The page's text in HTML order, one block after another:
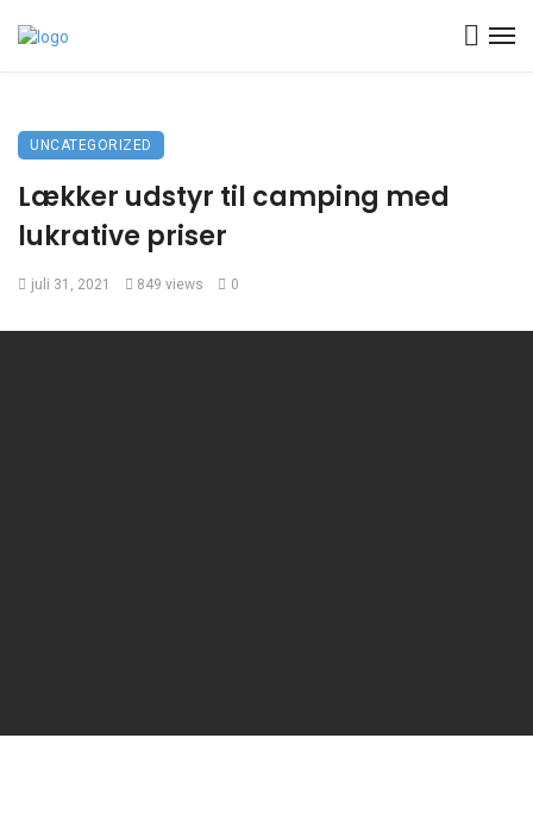
UNCATEGORIZED
Lækker udstyr til camping med
lukrative priser
juli 31, 2021 849 views 0